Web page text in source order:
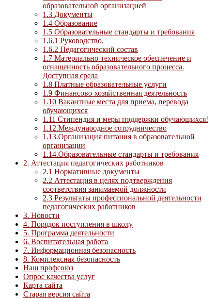
образовательной организацией
1.3 Документы
1.4 Образование
1.5 Образовательные стандарты и требования
1.6.1 Руководство.
1.6.2 Педагогический состав
1.7 Материально-техническое обеспечение и
оснащенность образовательного процесса.
Доступная среда
1.8 Платные образовательные услуги
1.9 Финансово-хозяйственная деятельность
1.10 Вакантные места для приема, перевода
обучающихся
1.11 Стипендия и меры поддержки обучающихся!
1.12.Международное сотрудничество
1.13.Организация питания в образовательной
организации
1.14.Образовательные стандарты и требования
2. Аттестация педагогических работников
2.1 Нормативные документы
2.2 Аттестация в целях подтверждения
соответствия занимаемой должности
2.3 Результаты профессиональной деятельности
педагогических работников
3. Новости
4. Порядок поступления в школу
5. Программа деятельности
6. Воспитательная работа
7. Информационная безопасность
8. Комплексная безопасность
Наш профсоюз
Опрос качества услуг
Карта сайта
Старая версия сайта